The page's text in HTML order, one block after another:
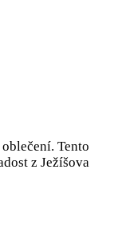
Tento
z Ježíšova